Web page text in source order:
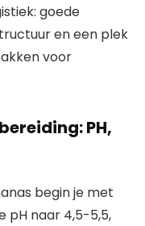
goede
en een plek
voor
PH,
begin je met
pH naar 4,5-5,5,